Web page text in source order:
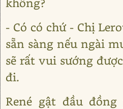
- Có có chứ - Chị
sẵn sàng nếu ngài
sẽ rất vui sướng
đi.
René gật đầu